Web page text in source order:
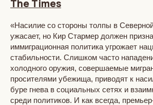
The Times
«Насилие со стороны толпы в
ужасает, но Кир Стармер должен
иммиграционная политика угрожает
стабильности. Слишком часто
холодного оружия, совершаемые
просителями убежища, приводят к
буре гнева в социальных сетях и
среди политиков. И как всегда,